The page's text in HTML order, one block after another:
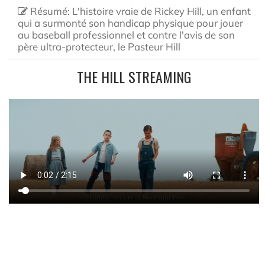
Résumé: L'histoire vraie de Rickey Hill, un enfant
qui a surmonté son handicap physique pour jouer
au baseball professionnel et contre l'avis de son
père ultra-protecteur, le Pasteur Hill
THE HILL STREAMING